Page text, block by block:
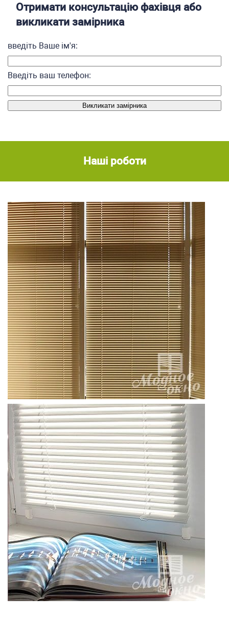
Отримати консультацію фахівця або
викликати замірника
введіть Ваше ім'я:
Введіть ваш телефон:
Наші роботи